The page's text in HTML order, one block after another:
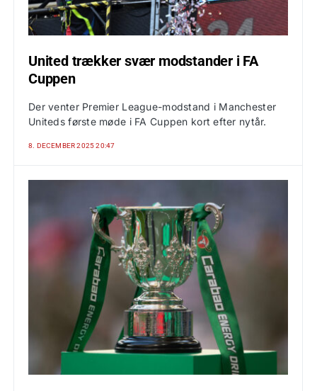
United trækker svær modstander i FA
Cuppen
Der venter Premier League-modstand i Manchester
Uniteds første møde i FA Cuppen kort efter nytår.
8. DECEMBER 2025 20:47